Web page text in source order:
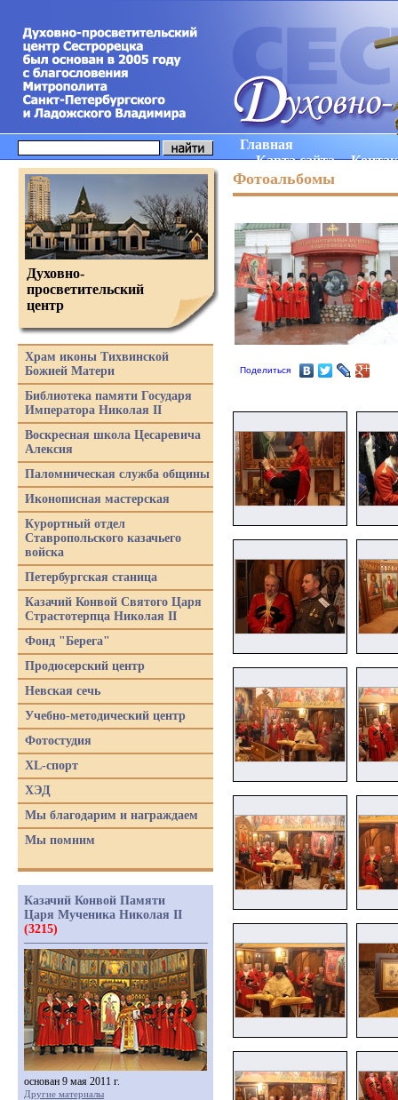
Главная
Карта сайта
Фотоальбомы
Поделиться
Духовно-
просветительский
центр
Храм иконы Тихвинской
Божией Матери
Библиотека памяти Государя
Императора Николая II
Воскресная школа Цесаревича
Алексия
Паломническая служба общины
Иконописная мастерская
Курортный отдел
Ставропольского казачьего
войска
Петербургская станица
Казачий Конвой Святого Царя
Страстотерпца Николая II
Фонд "Берега"
Продюсерский центр
Невская сечь
Учебно-методический центр
Фотостудия
XL-спорт
ХЭД
Мы благодарим и награждаем
Мы помним
Казачий Конвой Памяти
Царя Мученика Николая II
(3215)
основан 9 мая 2011 г.
Другие материалы